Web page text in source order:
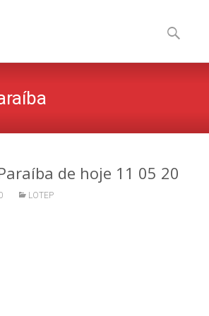
to
content
por:
de hoje 11 05 20
LOTEP